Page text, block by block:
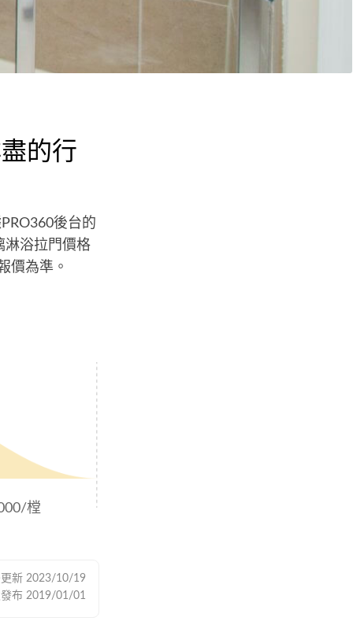
的行
後台的
淋浴拉門價格
價為準。
樘
新 2023/10/19
布 2019/01/01